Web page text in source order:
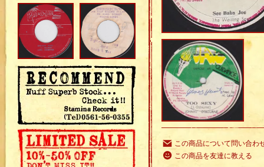
この商品について問い合わ
この商品を友達に教える